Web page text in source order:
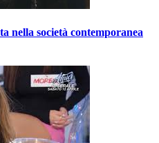
nella società contemporanea